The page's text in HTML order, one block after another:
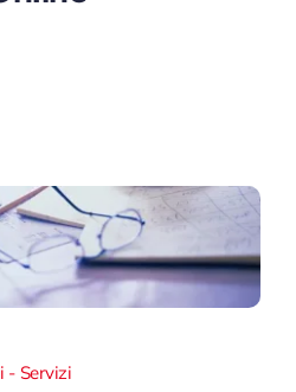
- Servizi